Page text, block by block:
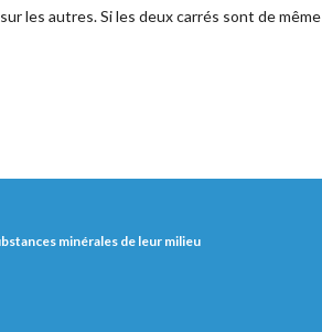
les autres. Si les deux carrés sont de même
minérales de leur milieu